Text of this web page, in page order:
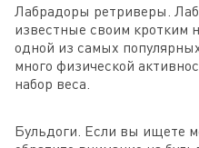
Лабрадоры ретриверы.
известные своим кротким
одной из самых
много физической
набор веса.
Бульдоги. Если вы ищете